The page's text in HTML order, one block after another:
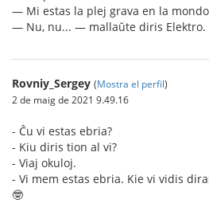
— Mi estas la plej grava en la
— Nu, nu... — mallaŭte diris Elektro.
Rovniy_Sergey (Mostra el perfil)
2 de maig de 2021 9.49.16
- Ĉu vi estas ebria?
- Kiu diris tion al vi?
- Viaj okuloj.
- Vi mem estas ebria. Kie vi vidis
🤓